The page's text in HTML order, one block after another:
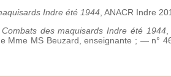
Indre été 1944 , ANACR Indre
Combats des maquisards Indre été 1944
Mme MS Beuzard, enseignante ; — n°